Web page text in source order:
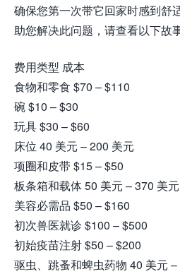
确保您第一次带它回家时感到舒
助您解决此问题，请查看以下故
费用类型 成本
食物和零食 $70 – $110
碗 $10 – $30
玩具 $30 – $60
床位 40 美元 – 200 美元
项圈和皮带 $15 – $50
板条箱和载体 50 美元 – 370 美元
美容必需品 $50 – $160
初次兽医就诊 $100 – $500
初始疫苗注射 $50 – $200
驱虫、跳蚤和蜱虫药物 40 美元